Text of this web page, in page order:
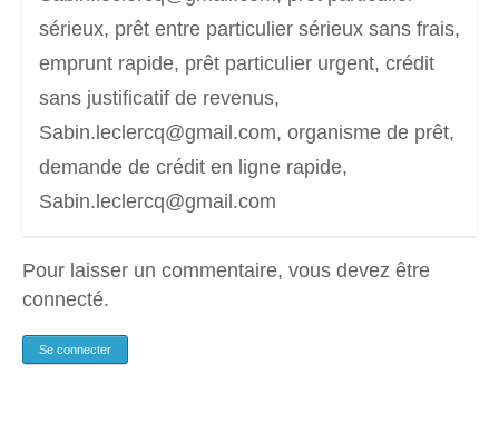
sérieux, prêt entre particulier sérieux sans frais,
emprunt rapide, prêt particulier urgent, crédit
sans justificatif de revenus,
Sabin.leclercq@gmail.com, organisme de prêt,
demande de crédit en ligne rapide,
Sabin.leclercq@gmail.com
Pour laisser un commentaire, vous devez être
connecté.
Se connecter